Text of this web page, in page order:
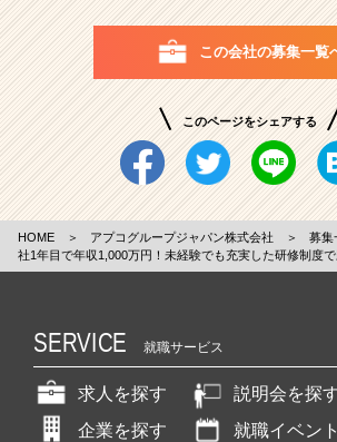
この会社の募集一覧
このページをシェアする
HOME ＞ アプコグループジャパン株式会社 ＞ 募集
社1年目で年収1,000万円！未経験でも充実した研修制度
SERVICE 就職サービス
求人を探す
説明会を探
企業を探す
就職イベン